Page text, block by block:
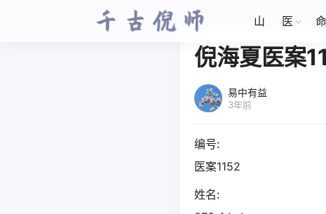
山 医 命
倪海夏医案
易中有益
3年前
编号:
医案1152
姓名: